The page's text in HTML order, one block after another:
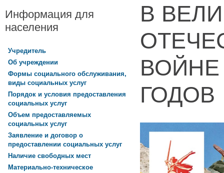
В
ВОЙНЕ
ГОДОВ
Информация для
населения
Учредитель
Об учреждении
Формы социального обслуживания,
виды социальных услуг
Порядок и условия предоставления
социальных услуг
Объем предоставляемых
социальных услуг
Заявление и договор о
предоставлении социальных услуг
Наличие свободных мест
Материально-техническое